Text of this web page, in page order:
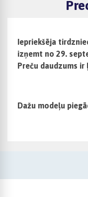
Tālruņa ekrāna
Tālruņa ekrāna tips
Mobilā
Iepriekšēja
izņemt no 29.
Preču daudzums
Dažu modeļu